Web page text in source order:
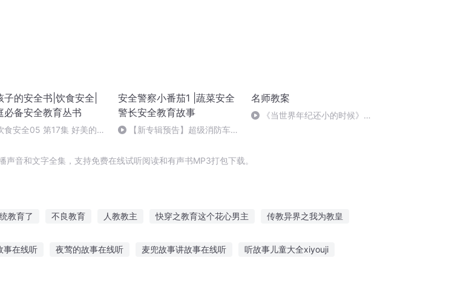
子的安全书|饮食安全|
必备安全教育丛书
食安全05 第17集 好美的蘑
安全警察小番茄1 |蔬菜安全
警长安全教育故事
【新专辑预告】超级消防车世
名师教案
《当世界年纪还小的时候》教
音和文字全集，支持免费在线试听阅读和有声书MP3打包下载。
教育了 不良教育 人教教主 快穿之教育这个花心男主 传教异界之我为教皇
事在线听 夜莺的故事在线听 麦兜故事讲故事在线听 听故事儿童大全xiyouji